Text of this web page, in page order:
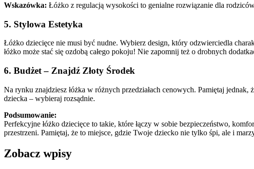
Wskazówka: Łóżko z regulacją wysokości to genialne rozwiązanie dla
5. Stylowa Estetyka
Łóżko dziecięce nie musi być nudne. Wybierz design, który odzwierciedla
łóżko może stać się ozdobą całego pokoju! Nie zapomnij też o drobnych
6. Budżet – Znajdź Złoty Środek
Na rynku znajdziesz łóżka w różnych przedziałach cenowych. Pamiętaj
dziecka – wybieraj rozsądnie.
Podsumowanie:
Perfekcyjne łóżko dziecięce to takie, które łączy w sobie bezpieczeństwo,
przestrzeni. Pamiętaj, że to miejsce, gdzie Twoje dziecko nie tylko śpi, ale i
Zobacz wpisy